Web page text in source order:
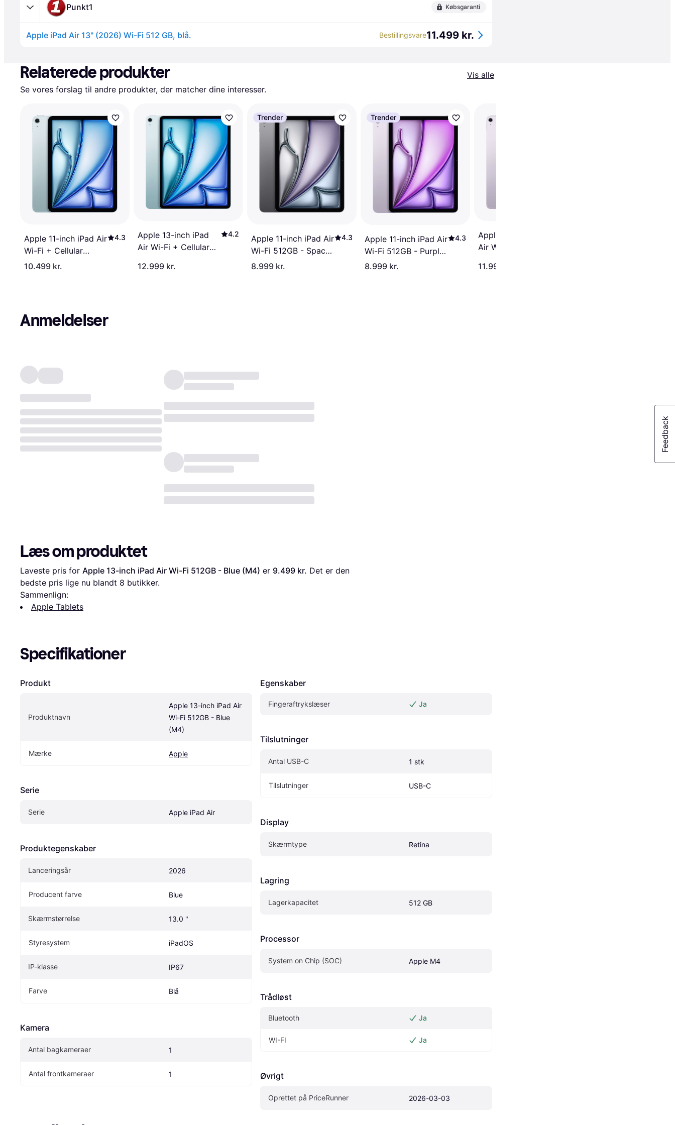
Punkt1 Købsgaranti
Apple iPad Air 13" (2026) Wi-Fi 512 GB, blå. Bestillingsvare11.499 kr.
Relaterede produkter
Vis alle
Se vores forslag til andre produkter, der matcher dine interesser.
Apple 11-inch iPad Air
Wi-Fi + Cellular
512GB - Blue (M4)
4.3
10.499 kr.
Apple 13-inch iPad
Air Wi-Fi + Cellular
4.2
12.999 kr.
Trender
Apple 11-inch iPad Air
Wi-Fi 512GB - Space
Gray (M4)
4.3
8.999 kr.
Trender
Apple 11-inch iPad Air
Wi-Fi 512GB - Purple
(M4)
4.3
8.999 kr.
Apple 13-inch iPad
Air Wi-Fi + Cellular
11.999 kr.
Anmeldelser
Læs om produktet
Laveste pris for Apple 13-inch iPad Air Wi-Fi 512GB - Blue (M4) er 9.499 kr. Det er den
bedste pris lige nu blandt 8 butikker.
Sammenlign:
Apple Tablets
Specifikationer
Produkt
Produktnavn
Apple 13-inch iPad Air
Wi-Fi 512GB - Blue
(M4)
Mærke Apple
Serie
Serie Apple iPad Air
Produktegenskaber
Lanceringsår 2026
Producent farve Blue
Skærmstørrelse 13.0 "
Styresystem iPadOS
IP-klasse IP67
Farve Blå
Kamera
Antal bagkameraer 1
Antal frontkameraer 1
Egenskaber
Fingeraftrykslæser Ja
Tilslutninger
Antal USB-C 1 stk
Tilslutninger USB-C
Display
Skærmtype Retina
Lagring
Lagerkapacitet 512 GB
Processor
System on Chip (SOC) Apple M4
Trådløst
Bluetooth Ja
WI-FI Ja
Øvrigt
Oprettet på PriceRunner 2026-03-03